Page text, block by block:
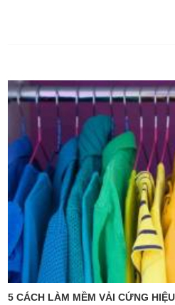
5 CÁCH LÀM MỀM VẢI CỨNG